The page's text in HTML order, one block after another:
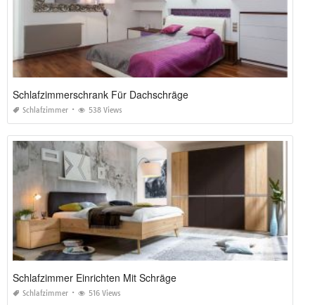
Schlafzimmerschrank Für Dachschräge
Schlafzimmer 538 Views
Schlafzimmer Einrichten Mit Schräge
Schlafzimmer 516 Views